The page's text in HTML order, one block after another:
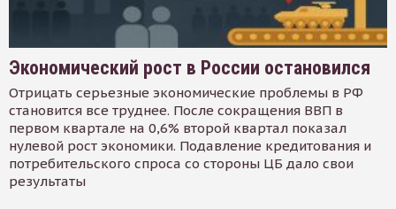
Экономический рост в России остановился
Отрицать серьезные экономические проблемы в РФ
становится все труднее. После сокращения ВВП в
первом квартале на 0,6% второй квартал показал
нулевой рост экономики. Подавление кредитования и
потребительского спроса со стороны ЦБ дало свои
результаты